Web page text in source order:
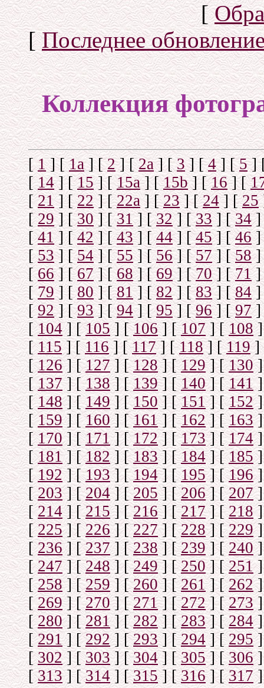
[
[Последнее
Коллекция
[1] [1а] [2] [2а] [3] [4] [5]
[14] [15] [15a] [15b] [16] [
[21] [22 ] [22a] [23] [24] [25
[29] [30] [31] [32] [33] [34]
[41] [42] [43] [44] [45] [46]
[53] [54] [55] [56] [57] [58]
[66] [67] [68] [69] [70] [71]
[79] [80] [81] [82] [83] [84]
[92] [93] [94] [95] [96] [97]
[104] [105] [106] [107] [108]
[115] [116] [117] [118] [119]
[126] [127] [128] [129] [130]
[137] [138] [139] [140] [141]
[148] [149] [150] [151] [152]
[159] [160] [161] [162] [ 163]
[170] [171] [172] [173] [174]
[181] [182] [183] [184] [185]
[192] [193] [194] [195] [196]
[203] [204] [205] [206] [207]
[214] [215] [216] [217] [ 218]
[225] [226] [227] [228] [229]
[236] [237] [238] [239] [240]
[247] [248] [249] [250] [251]
[258] [259] [260] [261] [262]
[269] [270] [271] [272] [273]
[280] [281] [282] [283] [284]
[291] [292] [293] [294] [ 295]
[302] [303] [304] [305] [306]
[313] [314] [315] [316] [317]